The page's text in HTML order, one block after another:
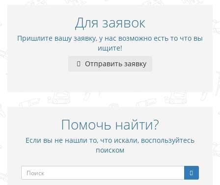
Для заявок
Пришлите вашу заявку, у нас возможно есть то что вы
ищите!
Отправить заявку
Помочь найти?
Если вы не нашли то, что искали, воспользуйтесь
поиском